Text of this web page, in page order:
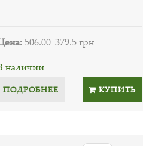
506.00 379.5 грн
наличии
ПОДРОБНЕЕ КУПИТЬ